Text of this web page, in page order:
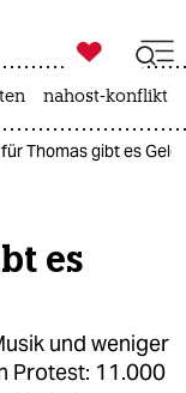

taz zahl ich
nahost-konflikt
Thomas gibt es Geld
es
und weniger
Protest: 11.000